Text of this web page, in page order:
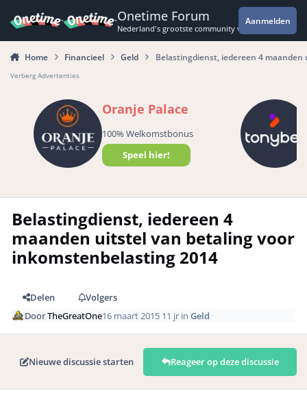
Onetime Forum
Nederland's grootste community voor de
Aanmelden
Home Financieel Geld Belastingdienst, iedereen 4
Verberg Advertenties
Oranje Palace
100% Welkomstbonus
Speel hier!
Belastingdienst, iedereen 4
maanden uitstel van betaling voor
inkomstenbelasting 2014
Delen
Volgers
DoorTheGreatOne16 maart 2015 11 jr inGeld
Nieuwe discussie starten Reageer op deze discussie